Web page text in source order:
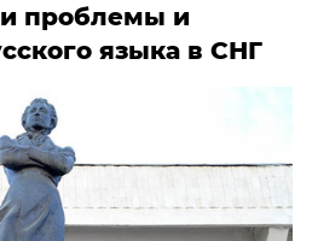
проблемы и
языка в СНГ